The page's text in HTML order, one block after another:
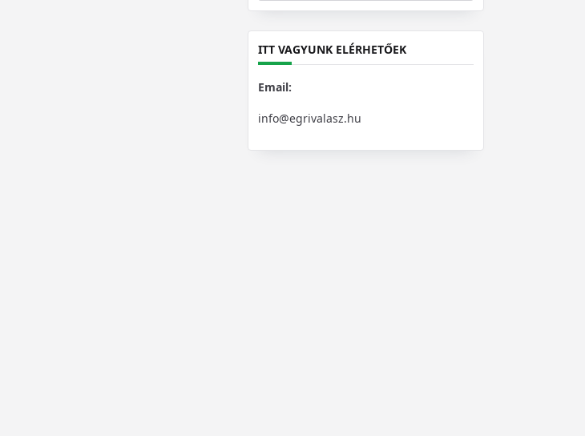
for:
ITT VAGYUNK ELÉRHETŐEK
Email:
info@egrivalasz.hu